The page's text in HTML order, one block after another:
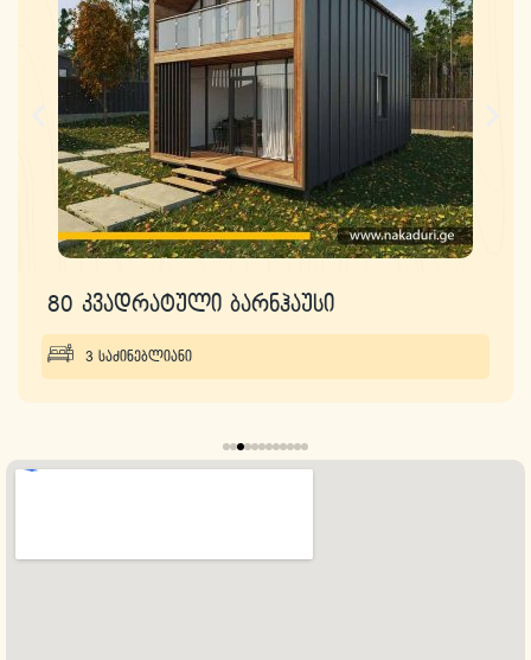
80 კვადრატული ბარნჰაუსი
3 საძინებლიანი
მშენებლობა გინდა, დაგვიკავშირდი